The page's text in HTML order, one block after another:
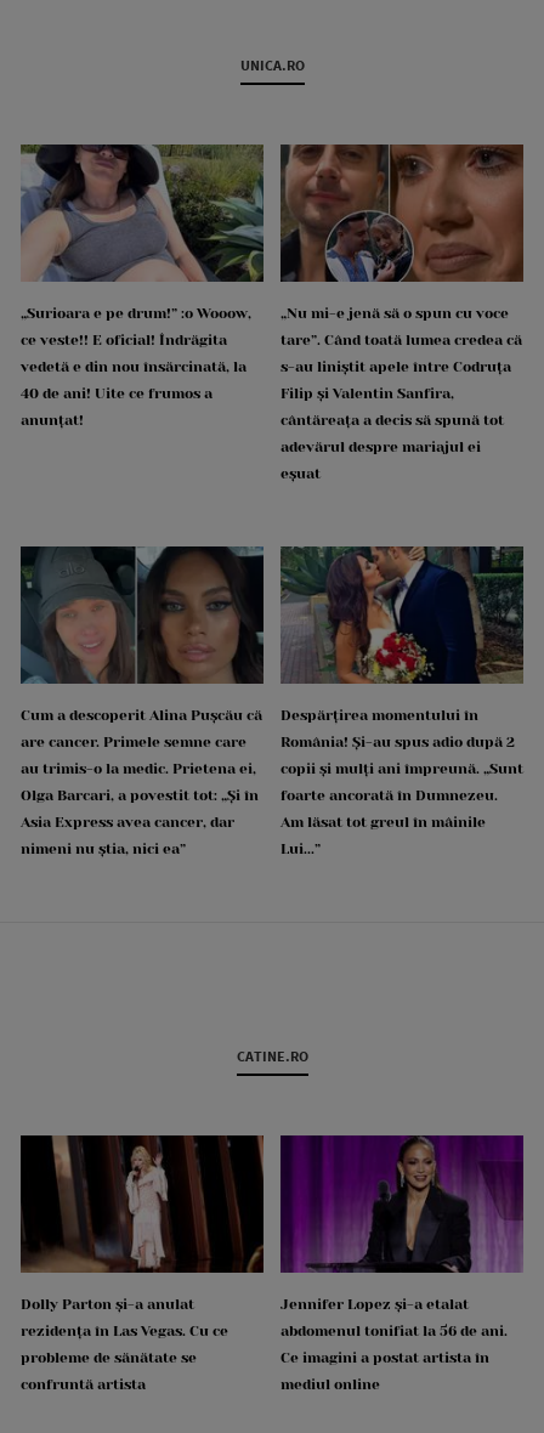
UNICA.RO
„Surioara e pe drum!” :o Wooow,
ce veste!! E oficial! Îndrăgita
vedetă e din nou însărcinată, la
40 de ani! Uite ce frumos a
anunțat!
„Nu mi-e jenă să o spun cu voce
tare”. Când toată lumea credea că
s-au liniștit apele între Codruța
Filip și Valentin Sanfira,
cântăreața a decis să spună tot
adevărul despre mariajul ei
eșuat
Cum a descoperit Alina Pușcău că
are cancer. Primele semne care
au trimis-o la medic. Prietena ei,
Olga Barcari, a povestit tot: „Și în
Asia Express avea cancer, dar
nimeni nu știa, nici ea”
Despărțirea momentului în
România! Și-au spus adio după 2
copii și mulți ani împreună. „Sunt
foarte ancorată în Dumnezeu.
Am lăsat tot greul în mâinile
Lui...”
CATINE.RO
Dolly Parton și-a anulat
rezidența în Las Vegas. Cu ce
probleme de sănătate se
confruntă artista
Jennifer Lopez și-a etalat
abdomenul tonifiat la 56 de ani.
Ce imagini a postat artista în
mediul online